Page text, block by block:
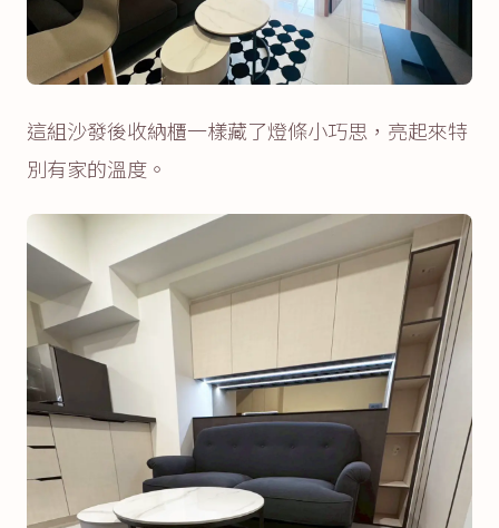
這組沙發後收納櫃一樣藏了燈條小巧思，亮起來特
別有家的溫度。